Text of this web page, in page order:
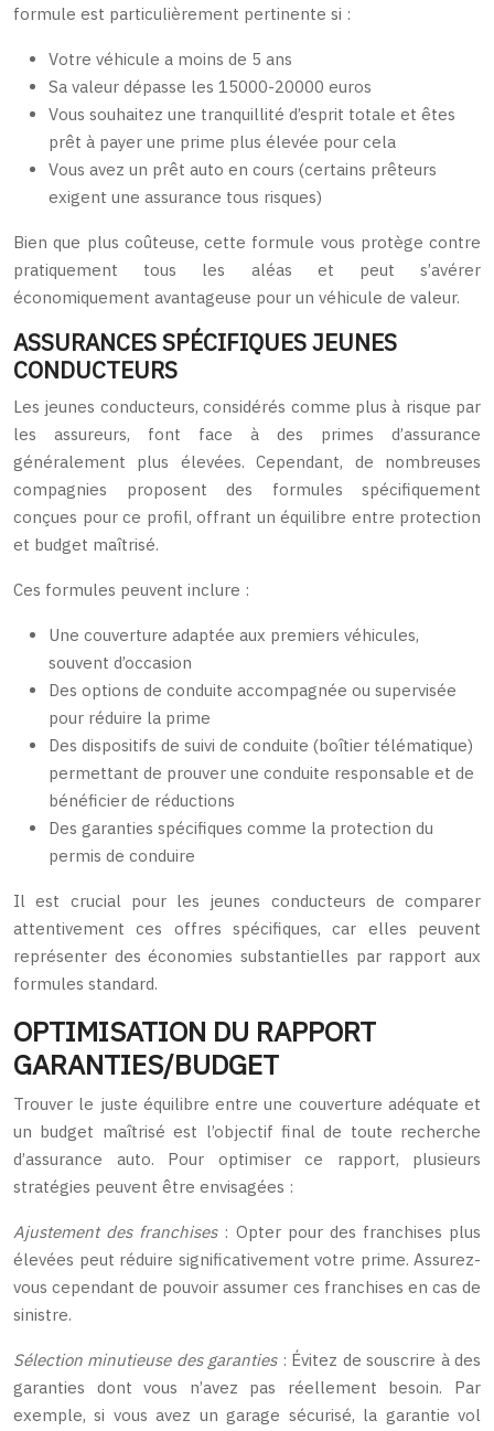
formule est particulièrement pertinente si :
Votre véhicule a moins de 5 ans
Sa valeur dépasse les 15000-20000 euros
Vous souhaitez une tranquillité d’esprit totale et êtes
prêt à payer une prime plus élevée pour cela
Vous avez un prêt auto en cours (certains prêteurs
exigent une assurance tous risques)
Bien que plus coûteuse, cette formule vous protège contre
pratiquement tous les aléas et peut s’avérer
économiquement avantageuse pour un véhicule de valeur.
ASSURANCES SPÉCIFIQUES JEUNES
CONDUCTEURS
Les jeunes conducteurs, considérés comme plus à risque par
les assureurs, font face à des primes d’assurance
généralement plus élevées. Cependant, de nombreuses
compagnies proposent des formules spécifiquement
conçues pour ce profil, offrant un équilibre entre protection
et budget maîtrisé.
Ces formules peuvent inclure :
Une couverture adaptée aux premiers véhicules,
souvent d’occasion
Des options de conduite accompagnée ou supervisée
pour réduire la prime
Des dispositifs de suivi de conduite (boîtier télématique)
permettant de prouver une conduite responsable et de
bénéficier de réductions
Des garanties spécifiques comme la protection du
permis de conduire
Il est crucial pour les jeunes conducteurs de comparer
attentivement ces offres spécifiques, car elles peuvent
représenter des économies substantielles par rapport aux
formules standard.
OPTIMISATION DU RAPPORT
GARANTIES/BUDGET
Trouver le juste équilibre entre une couverture adéquate et
un budget maîtrisé est l’objectif final de toute recherche
d’assurance auto. Pour optimiser ce rapport, plusieurs
stratégies peuvent être envisagées :
Ajustement des franchises : Opter pour des franchises plus
élevées peut réduire significativement votre prime. Assurez-
vous cependant de pouvoir assumer ces franchises en cas de
sinistre.
Sélection minutieuse des garanties : Évitez de souscrire à des
garanties dont vous n’avez pas réellement besoin. Par
exemple, si vous avez un garage sécurisé, la garantie vol